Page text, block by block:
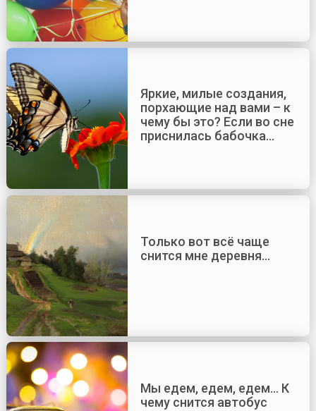
Яркие, милые создания,
порхающие над вами – к
чему бы это? Если во сне
приснилась бабочка…
Только вот всё чаще
снится мне деревня…
Мы едем, едем, едем… К
чему снится автобус